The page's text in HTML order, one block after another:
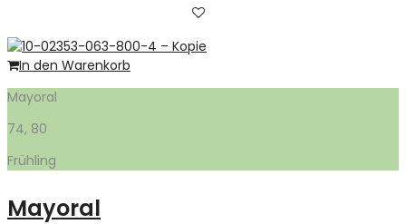
In den Warenkorb
Mayoral
74, 80
Frühling
Mayoral